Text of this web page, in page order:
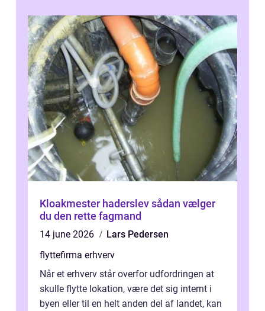
Kloakmester haderslev sådan vælger
du den rette fagmand
14 june 2026
Lars Pedersen
flyttefirma erhverv
Når et erhverv står overfor udfordringen at
skulle flytte lokation, være det sig internt i
byen eller til en helt anden del af landet, kan